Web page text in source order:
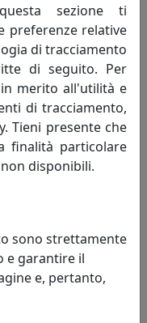
18X24,
332,00 €
sezione ti
preferenze relative
di tracciamento
di seguito. Per
merito all'utilità e
di tracciamento,
Tieni presente che
finalità particolare
disponibili.
sono strettamente
e garantire il
e, pertanto,